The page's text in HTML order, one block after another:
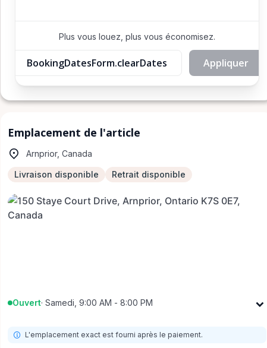
Plus vous louez, plus vous économisez.
BookingDatesForm.clearDates Appliquer
Emplacement de l'article
Arnprior, Canada
Livraison disponible Retrait disponible
Ouvert· Samedi, 9:00 AM - 8:00 PM
Mardi
L'emplacement exact est fourni après le paiement.